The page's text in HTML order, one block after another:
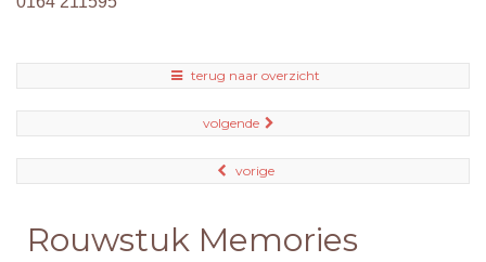
terug naar overzicht
volgende
vorige
Rouwstuk Memories